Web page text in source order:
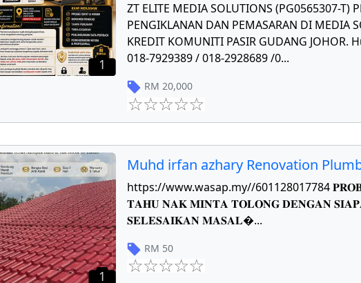
1
ZT ELITE MEDIA SOLUTIONS (PG0565307-T)
PENGIKLANAN DAN PEMASARAN DI MEDIA
KREDIT KOMUNITI PASIR GUDANG JOHOR.
018-7929389 / 018-2928689 /0...
RM 20,000
1
Muhd irfan azhary Renovation
https://www.wasap.my//601128017784
𝐓𝐀𝐇𝐔 𝐍𝐀𝐊 𝐌𝐈𝐍𝐓𝐀 𝐓𝐎𝐋𝐎𝐍𝐆 𝐃𝐄𝐍𝐆𝐀𝐍
𝐒𝐄𝐋𝐄𝐒𝐀𝐈𝐊𝐀𝐍 𝐌𝐀𝐒𝐀𝐋...
RM 50